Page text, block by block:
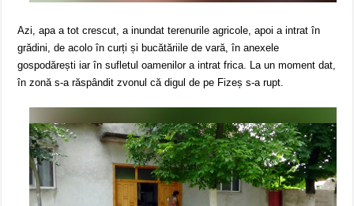
Azi, apa a tot crescut, a inundat terenurile agricole, apoi a intrat în
grădini, de acolo în curți și bucătăriile de vară, în anexele
gospodărești iar în sufletul oamenilor a intrat frica. La un moment dat,
în zonă s-a răspândit zvonul că digul de pe Fizeș s-a rupt.